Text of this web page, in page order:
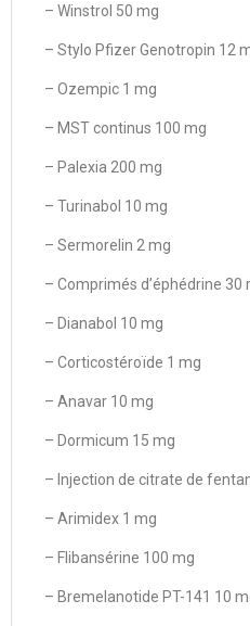
– Winstrol 50 mg
– Stylo Pfizer Genotropin 12
– Ozempic 1 mg
– MST continus 100 mg
– Palexia 200 mg
– Turinabol 10 mg
– Sermorelin 2 mg
– Comprimés d’éphédrine 30
– Dianabol 10 mg
– Corticostéroïde 1 mg
– Anavar 10 mg
– Dormicum 15 mg
– Injection de citrate de
– Arimidex 1 mg
– Flibansérine 100 mg
– Bremelanotide PT-141 10